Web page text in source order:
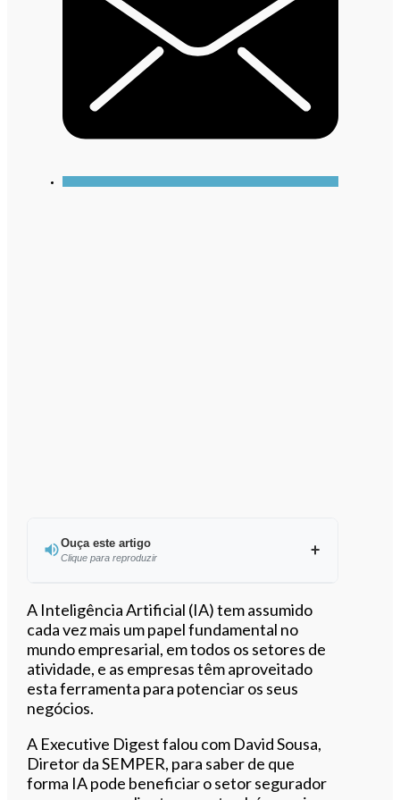
Ouça este artigo
Clique para reproduzir
Ouvir este artigo
A Inteligência Artificial (IA) tem assumido
cada vez mais um papel fundamental no
mundo empresarial, em todos os setores de
atividade, e as empresas têm aproveitado
esta ferramenta para potenciar os seus
negócios.
A Executive Digest falou com David Sousa,
Diretor da SEMPER, para saber de que
forma IA pode beneficiar o setor segurador